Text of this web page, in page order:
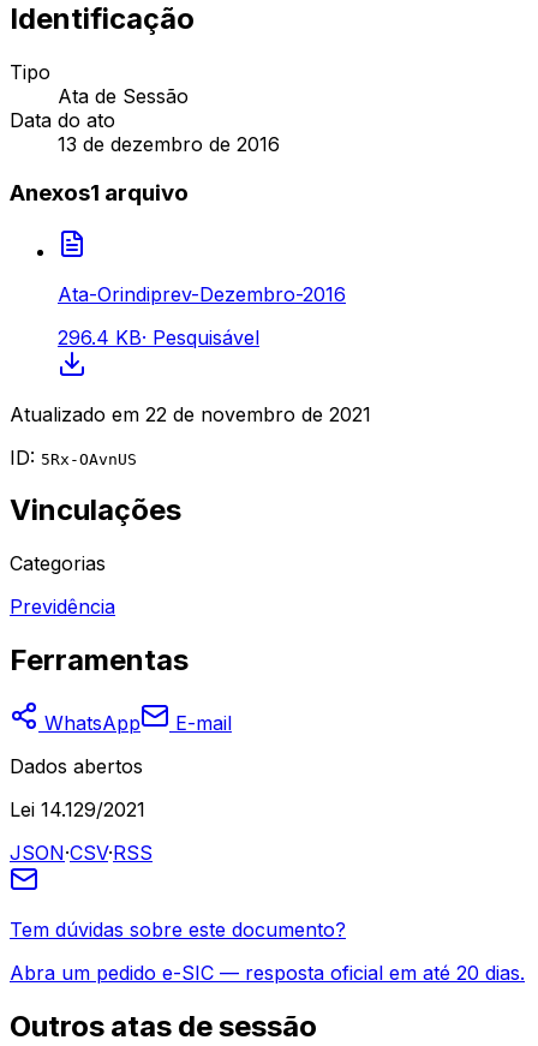
Identificação
Tipo
Ata de Sessão
Data do ato
13 de dezembro de 2016
Anexos1 arquivo
Ata-Orindiprev-Dezembro-2016
296.4 KB· Pesquisável
Atualizado em 22 de novembro de 2021
ID: 5Rx-OAvnUS
Vinculações
Categorias
Previdência
Ferramentas
WhatsApp
E-mail
Dados abertos
Lei 14.129/2021
JSON·CSV·RSS
Tem dúvidas sobre este documento?
Abra um pedido e-SIC — resposta oficial em até 20 dias.
Outros atas de sessão